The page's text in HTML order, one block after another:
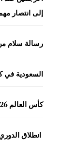
إلى انتصار
رسالة سلام
السعودية في كأس العالم
كأس العالم 2026: لماذا سيكون مختلفاً؟
انطلاق